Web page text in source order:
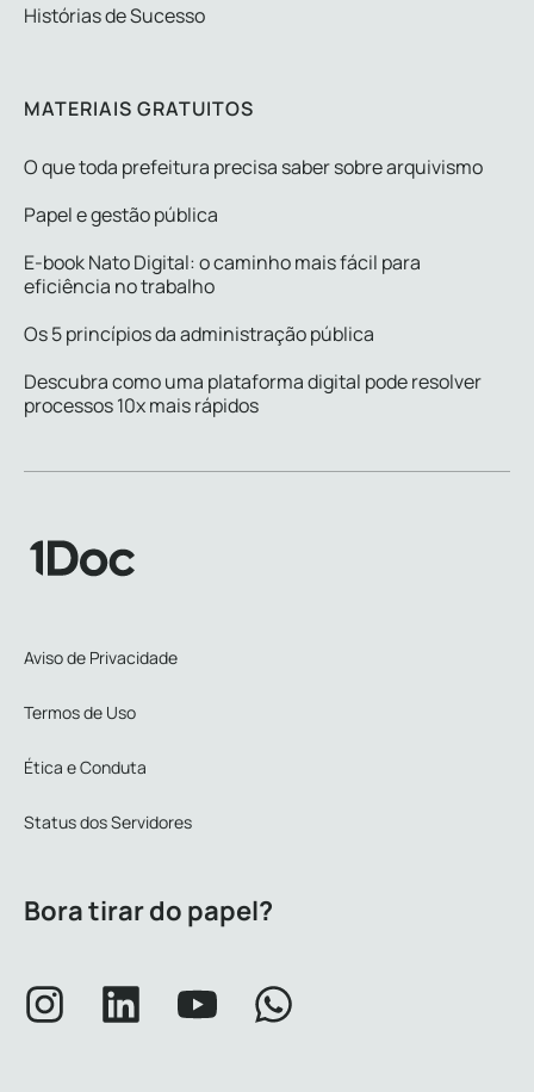
Histórias de Sucesso
MATERIAIS GRATUITOS
O que toda prefeitura precisa saber sobre arquivismo
Papel e gestão pública
E-book Nato Digital: o caminho mais fácil para
eficiência no trabalho
Os 5 princípios da administração pública
Descubra como uma plataforma digital pode resolver
processos 10x mais rápidos
Aviso de Privacidade
Termos de Uso
Ética e Conduta
Status dos Servidores
Bora tirar do papel?